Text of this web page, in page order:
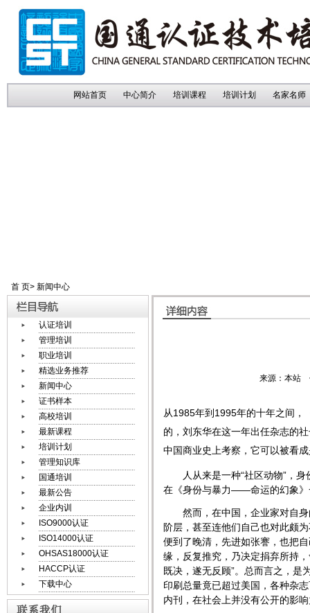
网站首页 中心简介 培训课程 培训计划 名家名师
首 页> 新闻中心
认证培训
管理培训
职业培训
精选业务推荐
新闻中心
证书样本
高校培训
最新课程
培训计划
管理知识库
国通培训
最新公告
企业内训
ISO9000认证
ISO14000认证
OHSAS18000认证
HACCP认证
下载中心
来源：本站
从1985年到1995年的十年之间，
的，刘东华在这一年出任杂志的
中国商业史上考察，它可以被看
人从来是一种“社区动物”，身
在《身份与暴力――命运的幻象》
然而，在中国， 企业家对自
阶层，甚至连他们自己也对此颇
便到了晚清，先进如张謇，也把
缘，反复推究，乃决定捐弃所持
既决，遂无反顾”。总而言之，是
印刷总量竟已超过美国，各种杂
内刊，在社会上并没有公开的影